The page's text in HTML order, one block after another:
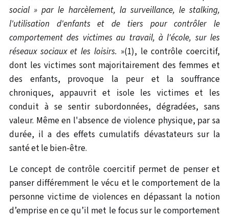
social » par le harcèlement, la surveillance, le stalking,
l'utilisation d'enfants et de tiers pour contrôler le
comportement des victimes au travail, à l'école, sur les
réseaux sociaux et les loisirs. »(1), le contrôle coercitif,
dont les victimes sont majoritairement des femmes et
des enfants, provoque la peur et la souffrance
chroniques, appauvrit et isole les victimes et les
conduit à se sentir subordonnées, dégradées, sans
valeur. Même en l'absence de violence physique, par sa
durée, il a des effets cumulatifs dévastateurs sur la
santé et le bien-être.
Le concept de contrôle coercitif permet de penser et
panser différemment le vécu et le comportement de la
personne victime de violences en dépassant la notion
d’emprise en ce qu’il met le focus sur le comportement